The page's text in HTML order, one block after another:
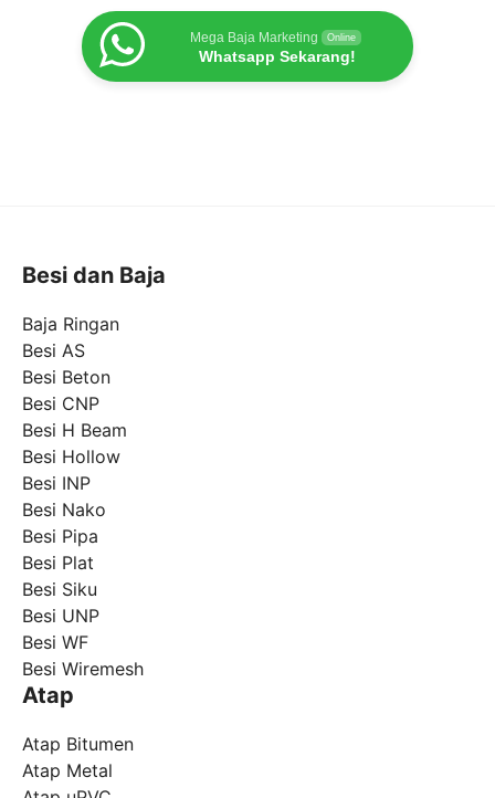
Mega Baja Marketing Online
Whatsapp Sekarang!
Besi dan Baja
Baja Ringan
Besi AS
Besi Beton
Besi CNP
Besi H Beam
Besi Hollow
Besi INP
Besi Nako
Besi Pipa
Besi Plat
Besi Siku
Besi UNP
Besi WF
Besi Wiremesh
Atap
Atap Bitumen
Atap Metal